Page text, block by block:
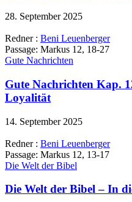
28. September 2025
Redner : Beni Leuenberger
Passage: Markus 12, 18-27
Gute Nachrichten
Gute Nachrichten Kap.
Loyalität
14. September 2025
Redner : Beni Leuenberger
Passage: Markus 12, 13-17
Die Welt der Bibel
Die Welt der Bibel – In